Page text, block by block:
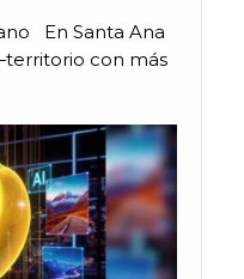
En Santa Ana
con más